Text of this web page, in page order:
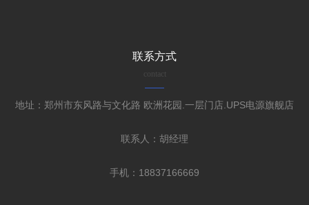
联系方式
contact
地址：郑州市东风路与文化路 欧洲花园.一层门店.UPS电源旗舰店
联系人：胡经理
手机：18837166669